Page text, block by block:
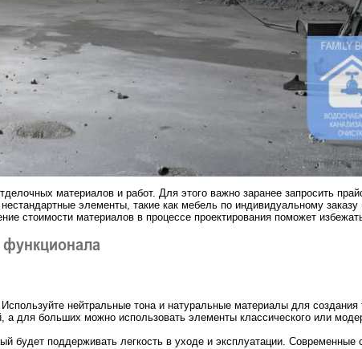
материалов и работ. Для этого важно заранее запросить
элементы, такие как мебель по индивидуальному заказу
стоимости материалов в процессе проектирования поможет
нейтральные тона и натуральные материалы для создания
для больших можно использовать элементы классического или
будет поддерживать легкость в уходе и эксплуатации. Современные